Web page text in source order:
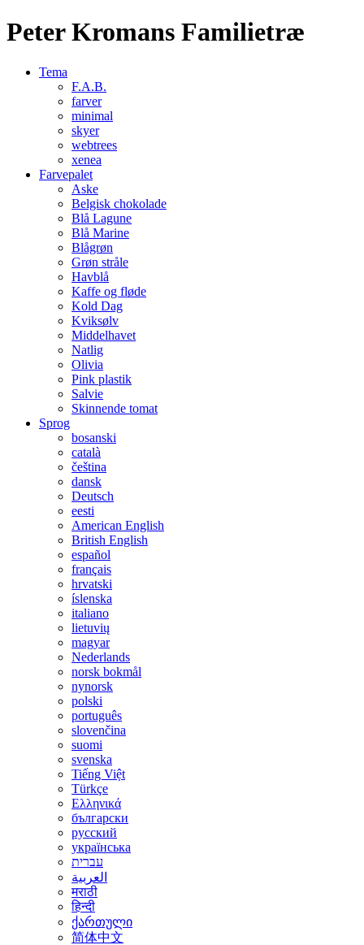
Peter Kromans Familietræ
Tema
F.A.B.
farver
minimal
skyer
webtrees
xenea
Farvepalet
Aske
Belgisk chokolade
Blå Lagune
Blå Marine
Blågrøn
Grøn stråle
Havblå
Kaffe og fløde
Kold Dag
Kviksølv
Middelhavet
Natlig
Olivia
Pink plastik
Salvie
Skinnende tomat
Sprog
bosanski
català
čeština
dansk
Deutsch
eesti
American English
British English
español
français
hrvatski
íslenska
italiano
lietuvių
magyar
Nederlands
norsk bokmål
nynorsk
polski
português
slovenčina
suomi
svenska
Tiếng Việt
Türkçe
Ελληνικά
български
русский
українська
עברית
العربية
मराठी
हिन्दी
ქართული
简体中文